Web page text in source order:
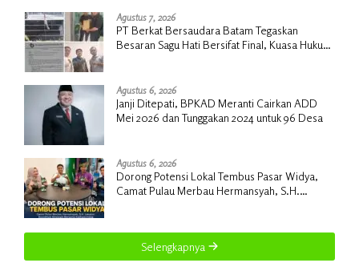
Agustus 7, 2026
PT Berkat Bersaudara Batam Tegaskan
Besaran Sagu Hati Bersifat Final, Kuasa Hukum
Agustus 6, 2026
Janji Ditepati, BPKAD Meranti Cairkan ADD
Mei 2026 dan Tunggakan 2024 untuk 96 Desa
Agustus 6, 2026
Dorong Potensi Lokal Tembus Pasar Widya,
Camat Pulau Merbau Hermansyah, S.H.
Selengkapnya